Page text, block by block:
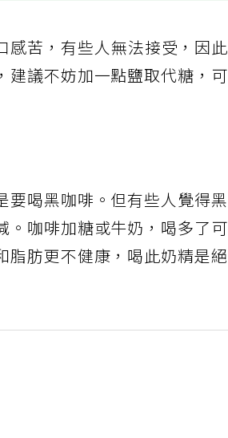
感苦，有些人無法接受，因此
議不妨加一點鹽取代糖，可
喝黑咖啡。但有些人覺得黑
咖啡加糖或牛奶，喝多了可
肪更不健康，喝此奶精是絕